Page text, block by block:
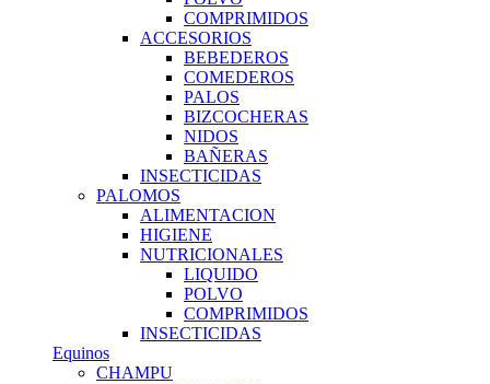
COMPRIMIDOS
ACCESORIOS
BEBEDEROS
COMEDEROS
PALOS
BIZCOCHERAS
NIDOS
BAÑERAS
INSECTICIDAS
PALOMOS
ALIMENTACION
HIGIENE
NUTRICIONALES
LIQUIDO
POLVO
COMPRIMIDOS
INSECTICIDAS
Equinos
CHAMPU